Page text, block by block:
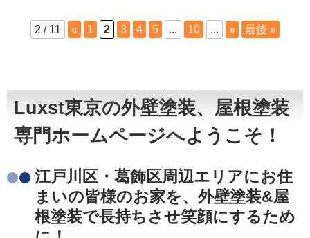
2 / 11 « 1 2 3 4 5 ... 10 ... » 最後 »
Luxst東京の外壁塗装、屋根塗装
専門ホームページへようこそ！
江戸川区・葛飾区周辺エリアにお住
まいの皆様のお家を、外壁塗装&屋
根塗装で長持ちさせ笑顔にするため